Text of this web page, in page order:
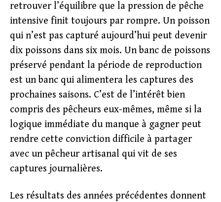
retrouver l’équilibre que la pression de pêche
intensive finit toujours par rompre. Un poisson
qui n’est pas capturé aujourd’hui peut devenir
dix poissons dans six mois. Un banc de poissons
préservé pendant la période de reproduction
est un banc qui alimentera les captures des
prochaines saisons. C’est de l’intérêt bien
compris des pêcheurs eux-mêmes, même si la
logique immédiate du manque à gagner peut
rendre cette conviction difficile à partager
avec un pêcheur artisanal qui vit de ses
captures journalières.
Les résultats des années précédentes donnent